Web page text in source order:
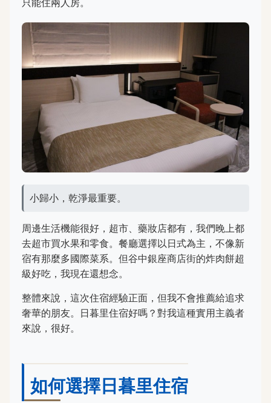
小歸小，乾淨最重要。
周邊生活機能很好，超市、藥妝店都有，我們晚上都
去超市買水果和零食。餐廳選擇以日式為主，不像新
宿有那麼多國際菜系。但谷中銀座商店街的炸肉餅超
級好吃，我現在還想念。
整體來說，這次住宿經驗正面，但我不會推薦給追求
奢華的朋友。日暮里住宿好嗎？對我這種實用主義者
來說，很好。
如何選擇日暮里住宿